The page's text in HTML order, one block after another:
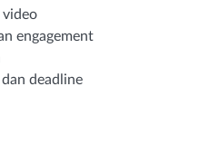
engagement
deadline